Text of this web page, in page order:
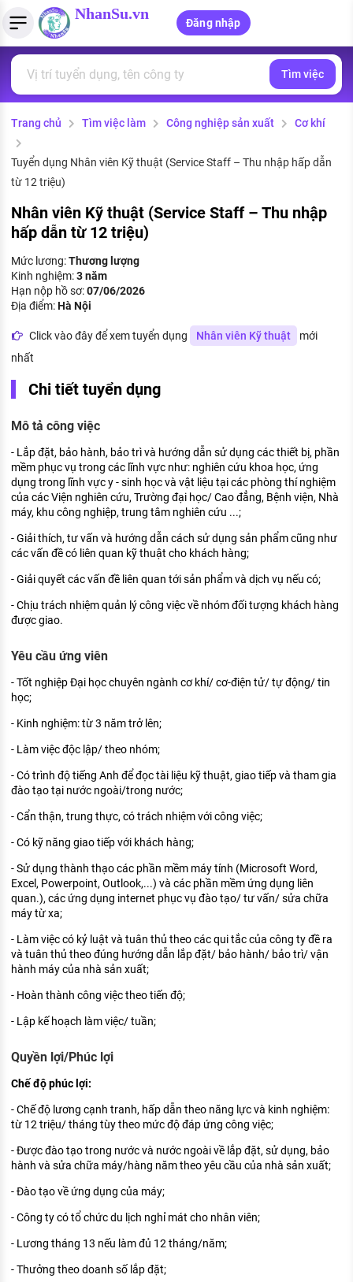
NhanSu.vn
Đăng nhập
Tìm việc làm
Việc làm ngành luật
Việc làm lương cao
CÔNG TY
Danh sách nhà tuyển dụng
Quản lý CV
Tải CV lên
Tạo CV trực tuyến
MẪU CV THEO STYLE
Mẫu CV đơn giản
Mẫu CV hiện đại
Tính lương Gross - Net
Tính thuế thu nhập cá nhân
Tính trợ cấp thất nghiệp
PHÁP LUẬT VIỆT NAM
Văn bản pháp luật
PHÁP LUẬT LAO ĐỘNG
Bảo hiểm và phúc lợi
Thuế thu nhập
Hồ sơ biểu mẫu
Chính sách lao động
KHÁM PHÁ NGHỀ NGHIỆP
Tử vi nghề nghiệp
Kỹ năng nghề nghiệp
HƯỚNG NGHIỆP VIỆC LÀM
Đặc trưng từng nghề
Xu hướng việc làm
XÂY DỰNG VÀ PHÁT TRIỂN ĐỘI NGŨ
NHÂN SỰ
TUYỂN DỤNG VIỆC LÀM
Tìm việc
Trang chủ Tìm việc làm Công nghiệp sản xuất Cơ khí
Tuyển dụng Nhân viên Kỹ thuật (Service Staff – Thu nhập hấp dẫn
từ 12 triệu)
Nhân viên Kỹ thuật (Service Staff – Thu nhập
hấp dẫn từ 12 triệu)
Mức lương:Thương lượng
Kinh nghiệm:3 năm
Hạn nộp hồ sơ:07/06/2026
Địa điểm:Hà Nội
Click vào đây để xem tuyển dụng Nhân viên Kỹ thuật
mới
nhất
Chi tiết tuyển dụng
Mô tả công việc
- Lắp đặt, bảo hành, bảo trì và hướng dẫn sử dụng các thiết bị, phần
mềm phục vụ trong các lĩnh vực như: nghiên cứu khoa học, ứng
dụng trong lĩnh vực y - sinh học và vật liệu tại các phòng thí nghiệm
của các Viện nghiên cứu, Trường đại học/ Cao đẳng, Bệnh viện, Nhà
máy, khu công nghiệp, trung tâm nghiên cứu ...;
- Giải thích, tư vấn và hướng dẫn cách sử dụng sản phẩm cũng như
các vấn đề có liên quan kỹ thuật cho khách hàng;
- Giải quyết các vấn đề liên quan tới sản phẩm và dịch vụ nếu có;
- Chịu trách nhiệm quản lý công việc về nhóm đối tượng khách hàng
được giao.
Yêu cầu ứng viên
- Tốt nghiệp Đại học chuyên ngành cơ khí/ cơ-điện tử/ tự động/ tin
học;
- Kinh nghiệm: từ 3 năm trở lên;
- Làm việc độc lập/ theo nhóm;
- Có trình độ tiếng Anh để đọc tài liệu kỹ thuật, giao tiếp và tham gia
đào tạo tại nước ngoài/trong nước;
- Cẩn thận, trung thực, có trách nhiệm với công việc;
- Có kỹ năng giao tiếp với khách hàng;
- Sử dụng thành thạo các phần mềm máy tính (Microsoft Word,
Excel, Powerpoint, Outlook,...) và các phần mềm ứng dụng liên
quan.), các ứng dụng internet phục vụ đào tạo/ tư vấn/ sửa chữa
máy từ xa;
- Làm việc có kỷ luật và tuân thủ theo các qui tắc của công ty đề ra
và tuân thủ theo đúng hướng dẫn lắp đặt/ bảo hành/ bảo trì/ vận
hành máy của nhà sản xuất;
- Hoàn thành công việc theo tiến độ;
- Lập kế hoạch làm việc/ tuần;
Quyền lợi/Phúc lợi
Chế độ phúc lợi:
- Chế độ lương cạnh tranh, hấp dẫn theo năng lực và kinh nghiệm:
từ 12 triệu/ tháng tùy theo mức độ đáp ứng công việc;
- Được đào tạo trong nước và nước ngoài về lắp đặt, sử dụng, bảo
hành và sửa chữa máy/hàng năm theo yêu cầu của nhà sản xuất;
- Đào tạo về ứng dụng của máy;
- Công ty có tổ chức du lịch nghỉ mát cho nhân viên;
- Lương tháng 13 nếu làm đủ 12 tháng/năm;
- Thưởng theo doanh số lắp đặt;